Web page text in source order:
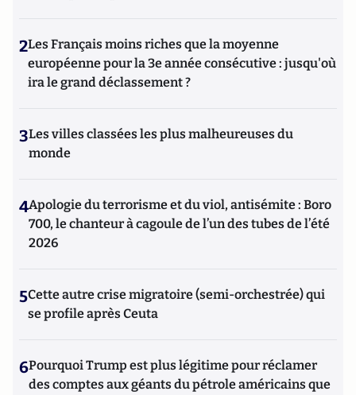
2Les Français moins riches que la moyenne
européenne pour la 3e année consécutive : jusqu'où
ira le grand déclassement ?
3Les villes classées les plus malheureuses du
monde
4Apologie du terrorisme et du viol, antisémite : Boro
700, le chanteur à cagoule de l’un des tubes de l’été
2026
5Cette autre crise migratoire (semi-orchestrée) qui
se profile après Ceuta
6Pourquoi Trump est plus légitime pour réclamer
des comptes aux géants du pétrole américains que